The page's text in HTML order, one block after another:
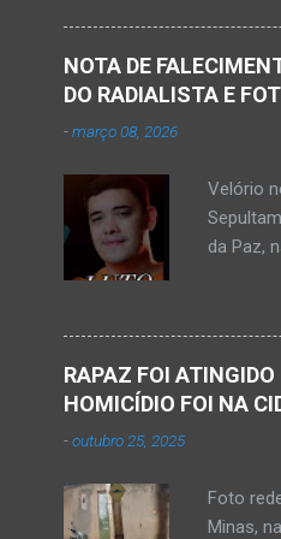
feira,
Minas.
Rosa,
NOTA DE
DO RADIALISTA E
-março 08, 2026
Velório
da Paz,
desse
Nardone
Sílvio da
desde
RAPAZ FOI
HOMICÍDIO FOI NA
-outubro 25, 2025
Foto
Minas,